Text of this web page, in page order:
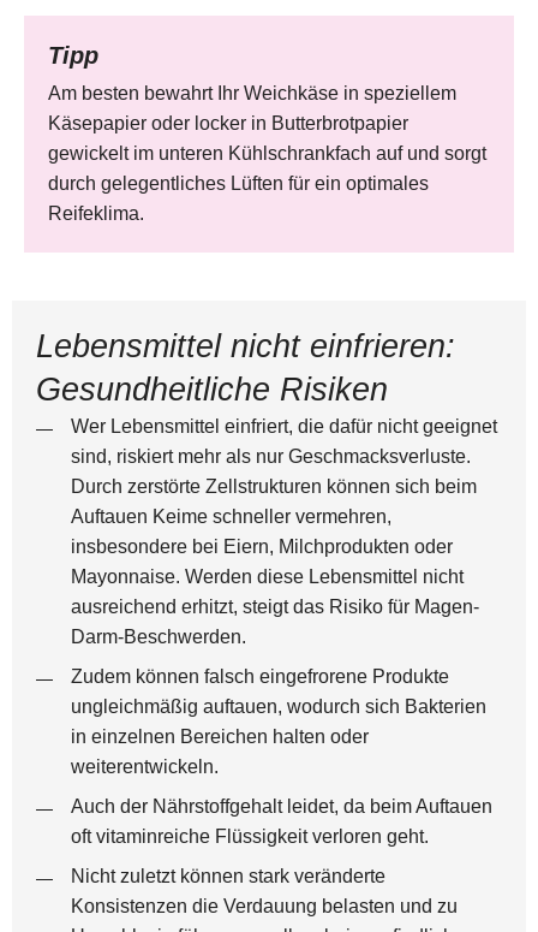
Tipp
Am besten bewahrt Ihr Weichkäse in speziellem
Käsepapier oder locker in Butterbrotpapier
gewickelt im unteren Kühlschrankfach auf und sorgt
durch gelegentliches Lüften für ein optimales
Reifeklima.
Lebensmittel nicht einfrieren:
Gesundheitliche Risiken
Wer Lebensmittel einfriert, die dafür nicht geeignet
sind, riskiert mehr als nur Geschmacksverluste.
Durch zerstörte Zellstrukturen können sich beim
Auftauen Keime schneller vermehren,
insbesondere bei Eiern, Milchprodukten oder
Mayonnaise. Werden diese Lebensmittel nicht
ausreichend erhitzt, steigt das Risiko für Magen-
Darm-Beschwerden.
Zudem können falsch eingefrorene Produkte
ungleichmäßig auftauen, wodurch sich Bakterien
in einzelnen Bereichen halten oder
weiterentwickeln.
Auch der Nährstoffgehalt leidet, da beim Auftauen
oft vitaminreiche Flüssigkeit verloren geht.
Nicht zuletzt können stark veränderte
Konsistenzen die Verdauung belasten und zu